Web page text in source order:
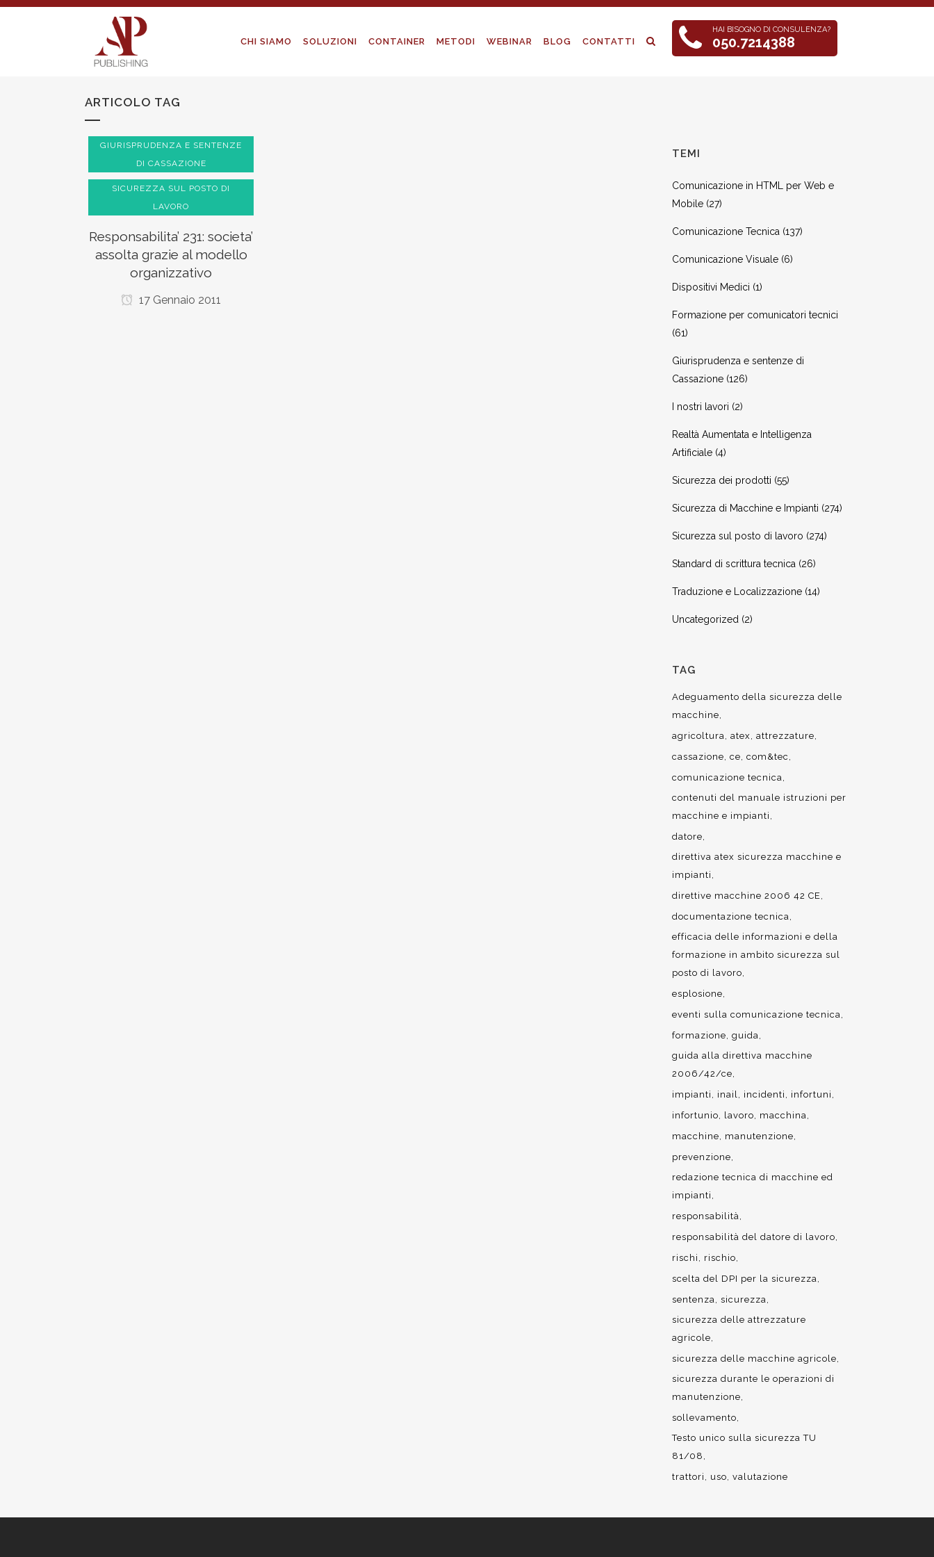
HAI BISOGNO DI CONSULENZA?
050.7214388
CHI SIAMO SOLUZIONI CONTAINER METODI WEBINAR BLOG CONTATTI
ARTICOLO TAG
GIURISPRUDENZA E SENTENZE
DI CASSAZIONE
SICUREZZA SUL POSTO DI
LAVORO
Responsabilita’ 231: societa’
assolta grazie al modello
organizzativo
17 Gennaio 2011
TEMI
Comunicazione in HTML per Web e
Mobile (27)
Comunicazione Tecnica (137)
Comunicazione Visuale (6)
Dispositivi Medici (1)
Formazione per comunicatori tecnici
(61)
Giurisprudenza e sentenze di
Cassazione (126)
I nostri lavori (2)
Realtà Aumentata e Intelligenza
Artificiale (4)
Sicurezza dei prodotti (55)
Sicurezza di Macchine e Impianti (274)
Sicurezza sul posto di lavoro (274)
Standard di scrittura tecnica (26)
Traduzione e Localizzazione (14)
Uncategorized (2)
TAG
Adeguamento della sicurezza delle
macchine
agricoltura atex
attrezzature
cassazione ce com&tec
comunicazione tecnica
contenuti del manuale istruzioni per
macchine e impianti
datore
direttiva atex sicurezza macchine e
impianti
direttive macchine 2006 42 CE
documentazione tecnica
efficacia delle informazioni e della
formazione in ambito sicurezza sul
posto di lavoro
esplosione
eventi sulla comunicazione tecnica
formazione guida
guida alla direttiva macchine
2006/42/ce
impianti
inail incidenti
infortuni
infortunio
lavoro
macchina
macchine
manutenzione
prevenzione
redazione tecnica di macchine ed
impianti
responsabilità
responsabilità del datore di lavoro
rischi
rischio
scelta del DPI per la sicurezza
sentenza sicurezza
sicurezza delle attrezzature
agricole
sicurezza delle macchine agricole
sicurezza durante le operazioni di
manutenzione
sollevamento
Testo unico sulla sicurezza TU
81/08
trattori
uso valutazione